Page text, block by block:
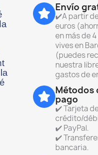
Envío
✔️A partir
euros
en más de
vives en
(puedes
nuestra
gastos de
Métodos
pago
✔️ Tarjeta
crédito/
✔️ PayPal.
✔️
bancaria.